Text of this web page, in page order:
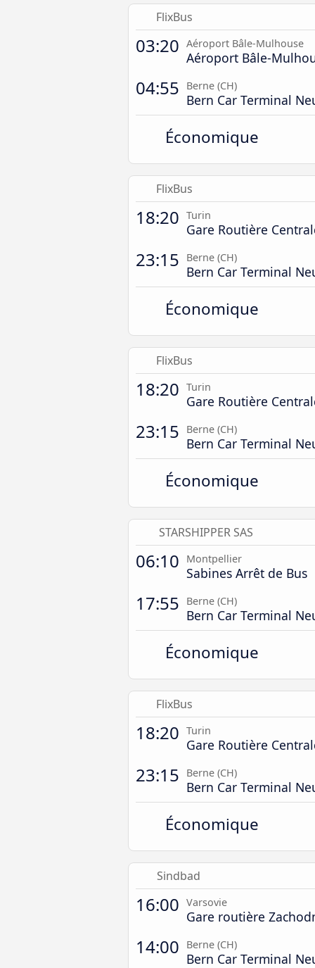
FlixBus
03:20 Aéroport Bâle-Mulhouse
Aéroport Bâle-
04:55 Berne (CH)
Bern Car Terminal
Économique
FlixBus
18:20 Turin
Gare Routière
23:15 Berne (CH)
Bern Car Terminal
Économique
FlixBus
18:20 Turin
Gare Routière
23:15 Berne (CH)
Bern Car Terminal
Économique
STARSHIPPER SAS
06:10 Montpellier
Sabines Arrêt de Bus
17:55 Berne (CH)
Bern Car Terminal
Économique
FlixBus
18:20 Turin
Gare Routière
23:15 Berne (CH)
Bern Car Terminal
Économique
Sindbad
16:00 Varsovie
Gare routière
14:00 Berne (CH)
Bern Car Terminal